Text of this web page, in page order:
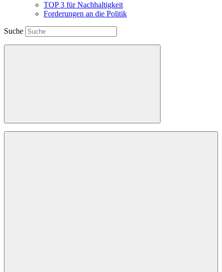
TOP 3 für Nachhaltigkeit
Forderungen an die Politik
Suche